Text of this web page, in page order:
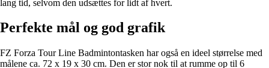
lang tid, selvom den udsættes for lidt af hvert.
Perfekte mål og god grafik
FZ Forza Tour Line Badmintontasken har også en ideel størrelse med
målene ca. 72 x 19 x 30 cm. Den er stor nok til at rumme op til 6